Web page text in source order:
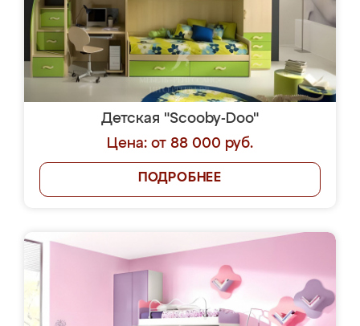
Детская "Scooby-Doo"
Цена: от 88 000 руб.
ПОДРОБНЕЕ